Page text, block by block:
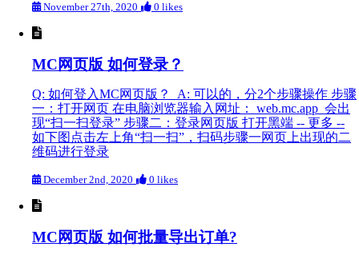
November 27th, 2020 0 likes
MC网页版 如何登录？
Q: 如何登入MC网页版？ A: 可以的，分2个步骤操作 步骤
一：打开网页 在电脑浏览器输入网址： web.mc.app 会出
现“扫一扫登录” 步骤二：登录网页版 打开黑端 -- 更多 --
如下图点击左上角“扫一扫”，扫码步骤一网页上出现的二
维码进行登录
December 2nd, 2020 0 likes
MC网页版 如何批量导出订单?